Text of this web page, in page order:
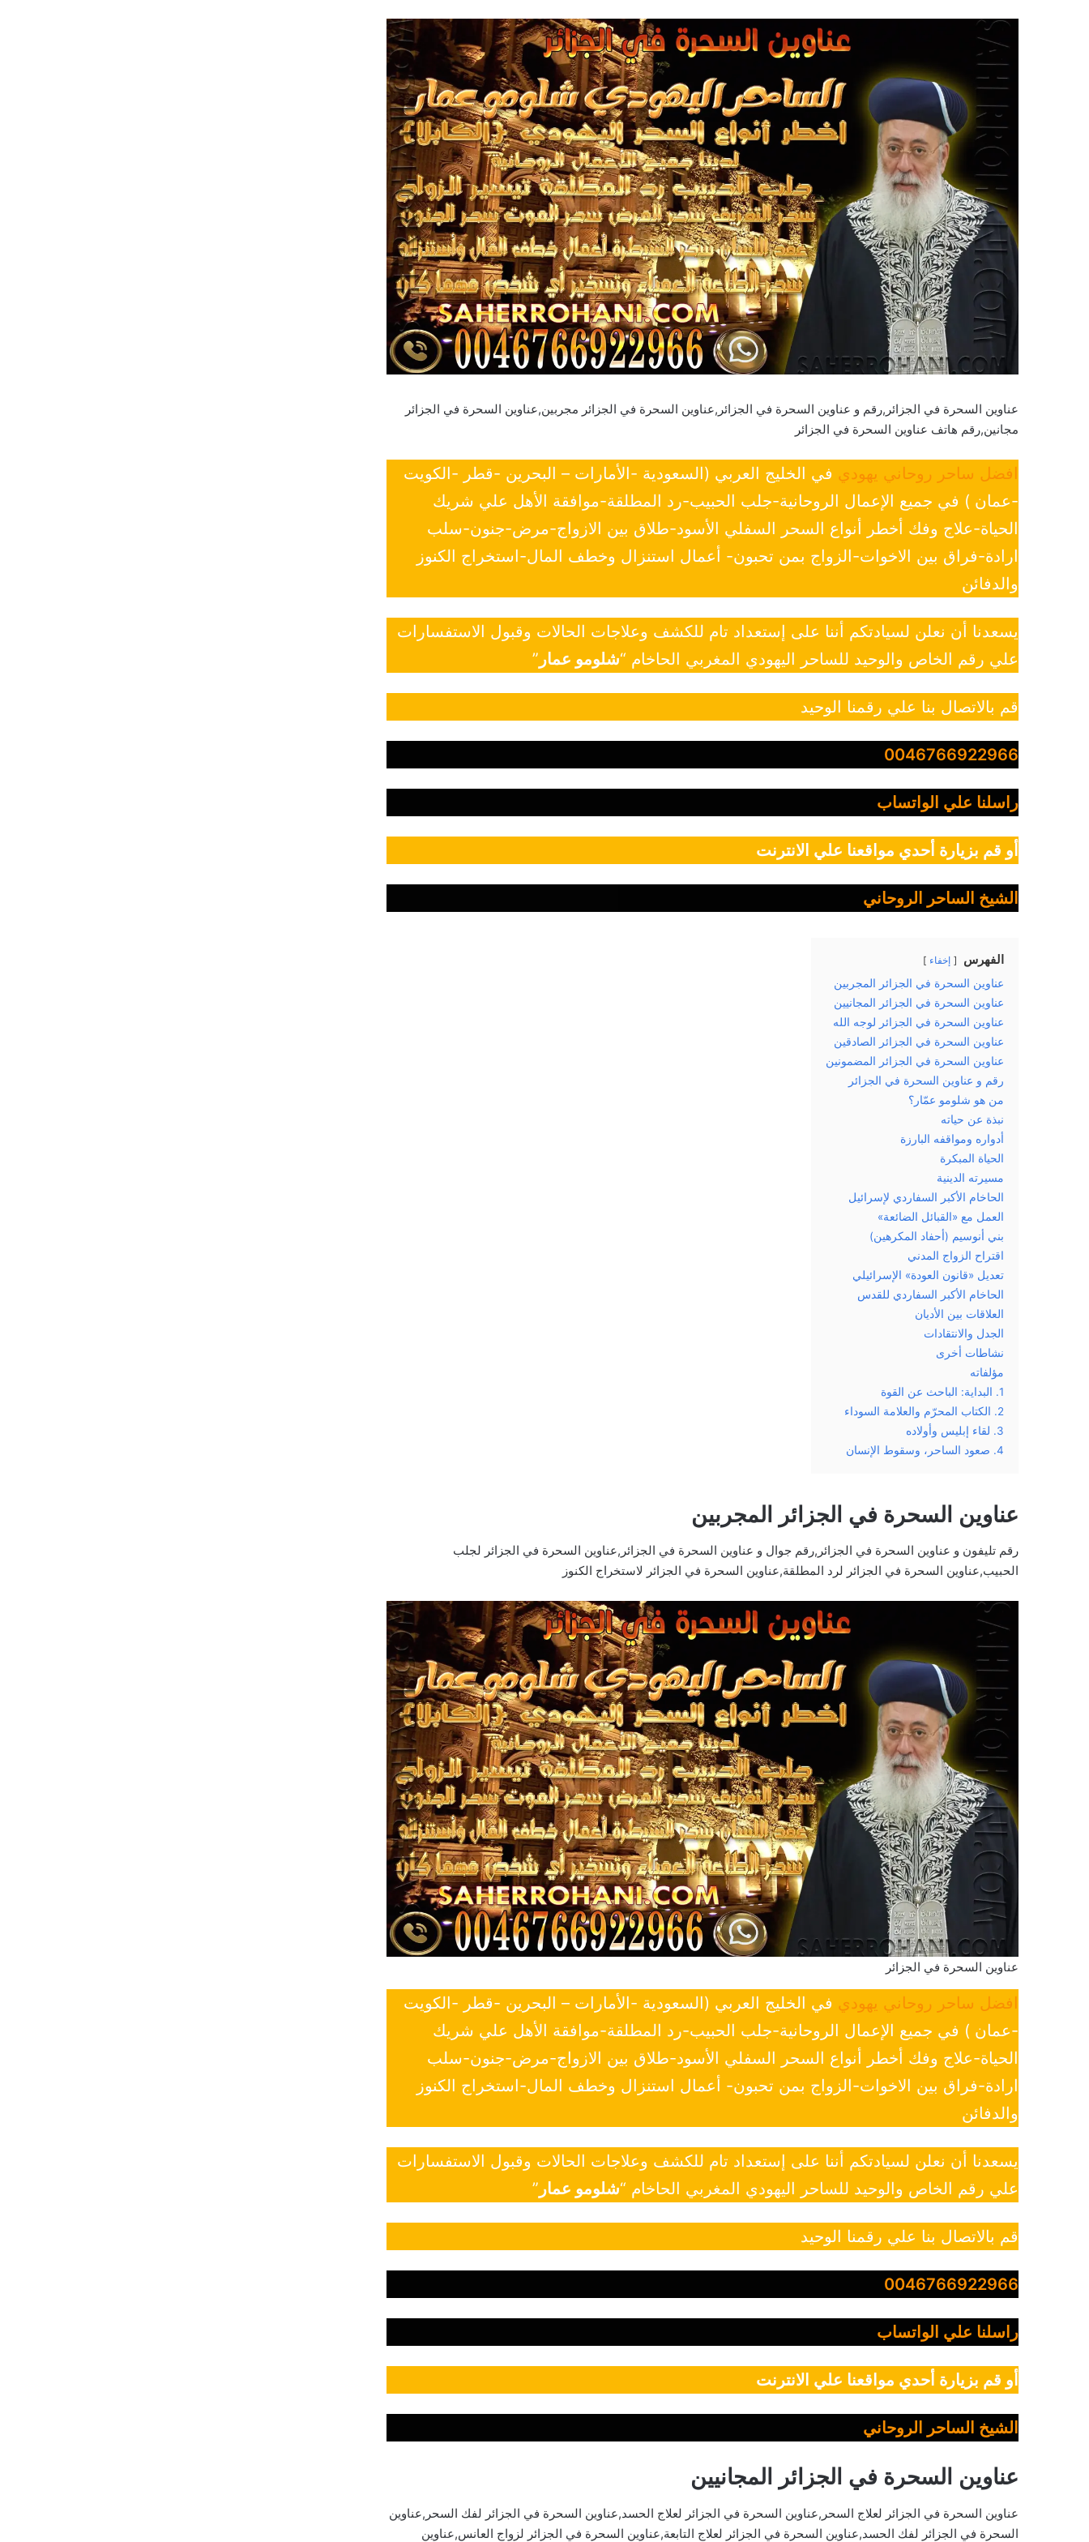
عناوين السحرة في الجزائر,رقم و عناوين السحرة في الجزائر,عناوين السحرة في الجزائر مجربين,عناوين السحرة في الجزائر
مجانين,رقم هاتف عناوين السحرة في الجزائر
افضل ساحر روحاني يهودي في الخليج العربي (السعودية -الأمارات – البحرين -قطر -الكويت
-عمان ) في جميع الإعمال الروحانية-جلب الحبيب-رد المطلقة-موافقة الأهل علي شريك
الحياة-علاج وفك أخطر أنواع السحر السفلي الأسود-طلاق بين الازواج-مرض-جنون-سلب
ارادة-فراق بين الاخوات-الزواج بمن تحبون- أعمال استنزال وخطف المال-استخراج الكنوز
والدفائن
يسعدنا أن نعلن لسيادتكم أننا على إستعداد تام للكشف وعلاجات الحالات وقبول الاستفسارات
علي رقم الخاص والوحيد للساحر اليهودي المغربي الحاخام “شلومو عمار ”
قم بالاتصال بنا علي رقمنا الوحيد
0046766922966
راسلنا علي الواتساب
أو قم بزيارة أحدي مواقعنا علي الانترنت
الشيخ الساحر الروحاني
الفهرس إخفاء
عناوين السحرة في الجزائر المجربين
عناوين السحرة في الجزائر المجانيين
عناوين السحرة في الجزائر لوجه الله
عناوين السحرة في الجزائر الصادقين
عناوين السحرة في الجزائر المضمونين
رقم و عناوين السحرة في الجزائر
من هو شلومو عمّار؟
نبذة عن حياته
أدواره ومواقفه البارزة
الحياة المبكرة
مسيرته الدينية
الحاخام الأكبر السفاردي لإسرائيل
العمل مع «القبائل الضائعة»
بني أنوسيم (أحفاد المكرهين)
اقتراح الزواج المدني
تعديل «قانون العودة» الإسرائيلي
الحاخام الأكبر السفاردي للقدس
العلاقات بين الأديان
الجدل والانتقادات
نشاطات أخرى
مؤلفاته
1. البداية: الباحث عن القوة
2. الكتاب المحرّم والعلامة السوداء
3. لقاء إبليس وأولاده
4. صعود الساحر، وسقوط الإنسان
عناوين السحرة في الجزائر المجربين
رقم تليفون و عناوين السحرة في الجزائر,رقم جوال و عناوين السحرة في الجزائر,عناوين السحرة في الجزائر لجلب
الحبيب,عناوين السحرة في الجزائر لرد المطلقة,عناوين السحرة في الجزائر لاستخراج الكنوز
عناوين السحرة في الجزائر
افضل ساحر روحاني يهودي في الخليج العربي (السعودية -الأمارات – البحرين -قطر -الكويت
-عمان ) في جميع الإعمال الروحانية-جلب الحبيب-رد المطلقة-موافقة الأهل علي شريك
الحياة-علاج وفك أخطر أنواع السحر السفلي الأسود-طلاق بين الازواج-مرض-جنون-سلب
ارادة-فراق بين الاخوات-الزواج بمن تحبون- أعمال استنزال وخطف المال-استخراج الكنوز
والدفائن
يسعدنا أن نعلن لسيادتكم أننا على إستعداد تام للكشف وعلاجات الحالات وقبول الاستفسارات
علي رقم الخاص والوحيد للساحر اليهودي المغربي الحاخام “شلومو عمار ”
قم بالاتصال بنا علي رقمنا الوحيد
0046766922966
راسلنا علي الواتساب
أو قم بزيارة أحدي مواقعنا علي الانترنت
الشيخ الساحر الروحاني
عناوين السحرة في الجزائر المجانيين
عناوين السحرة في الجزائر لعلاج السحر,عناوين السحرة في الجزائر لعلاج الحسد,عناوين السحرة في الجزائر لفك السحر,عناوين
السحرة في الجزائر لفك الحسد,عناوين السحرة في الجزائر لعلاج التابعة,عناوين السحرة في الجزائر لزواج العانس,عناوين